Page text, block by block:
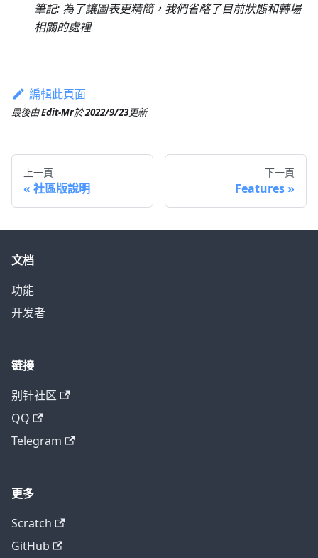
筆記: 為了讓圖表更精簡，我們省略了目前狀態和轉場
相關的處裡
編輯此頁面
最後由Edit-Mr於2022/9/23更新
上一頁
社區版說明
下一頁
Features
文档
功能
开发者
链接
别针社区
QQ
Telegram
更多
Scratch
GitHub